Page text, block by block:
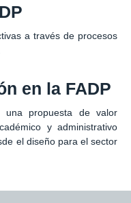
a través de procesos
en la FADP
una propuesta de valor
y administrativo
el diseño para el sector